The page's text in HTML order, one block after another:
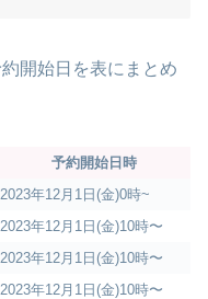
開始日を表にまとめ
予約開始日時
2023年12月1日(金)0時~
2023年12月1日(金)10時〜
2023年12月1日(金)10時〜
2023年12月1日(金)10時〜